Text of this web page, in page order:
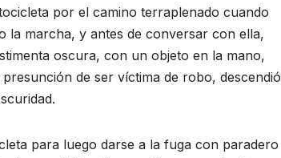
por el camino terraplenado cuando
la marcha, y antes de conversar con ella,
oscura, con un objeto en la mano,
de ser víctima de robo, descendió
para luego darse a la fuga con paradero